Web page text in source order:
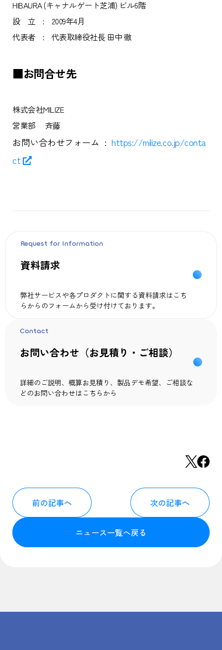
HIBAURA (キャナルゲート芝浦) ビル6階
設 立
:
2009年4月
代表者
: 代表取締役社⻑ 田中 徹
■お問合せ先
株式会社MILIZE
営業部 斉藤
お問い合わせフォーム : https://milize.co.jp/conta
ct
Request for Information
資料請求
弊社サービスや各プロダクトに関する資料請求はこち
らからのフォームから受け付けております。
Contact
お問い合わせ（お見積り・ご相談）
詳細のご説明、概算お見積り、製品デモ希望、ご相談な
どのお問い合わせはこちらから
前の記事へ 次の記事へ
ニュース一覧へ戻る